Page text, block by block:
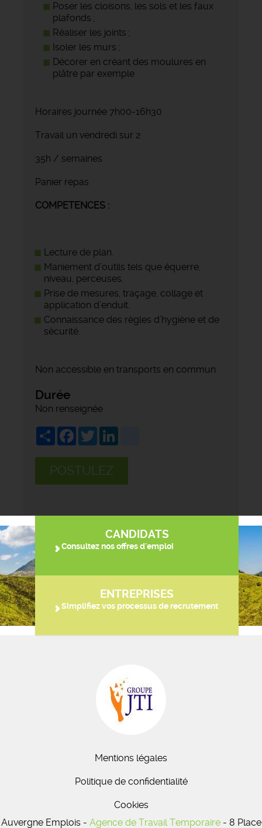
Poser les cloisons, les sols et les faux
plafonds ;
Réaliser les joints ;
Isoler les murs ;
Décorer en créant des moulures en
plâtre par exemple
Horaires journée 7h00-16h30
Travail un vendredi sur 2
35h / semaines
Panier repas
COMPETENCES :
Lecture de plan.
Maniement d’outils tels que équerre,
niveau, perceuses.
Prise de mesures, traçage, collage et
application d’enduit.
Connaissance des règles d’hygiène et de
sécurité.
Non accessible en transports en commun
Durée
Non renseignée
ShareFacebook
Twitter
POSTULEZ
CANDIDATS
Consultez nos offres d'emploi
ENTREPRISES
Simplifiez vos processus de recrutement
Mentions légales
Politique de confidentialité
Cookies
Auvergne Emplois - Agence de Travail Temporaire- 8 Place